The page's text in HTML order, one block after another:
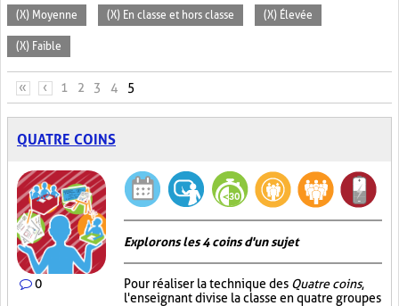
(X) Moyenne (X) En classe et hors classe (X) Élevée
(X) Faible
PAGES
« ‹ 1 2 3 4 5
QUATRE COINS
0
Explorons les 4 coins d'un sujet
Pour réaliser la technique des Quatre coins,
l'enseignant divise la classe en quatre groupes